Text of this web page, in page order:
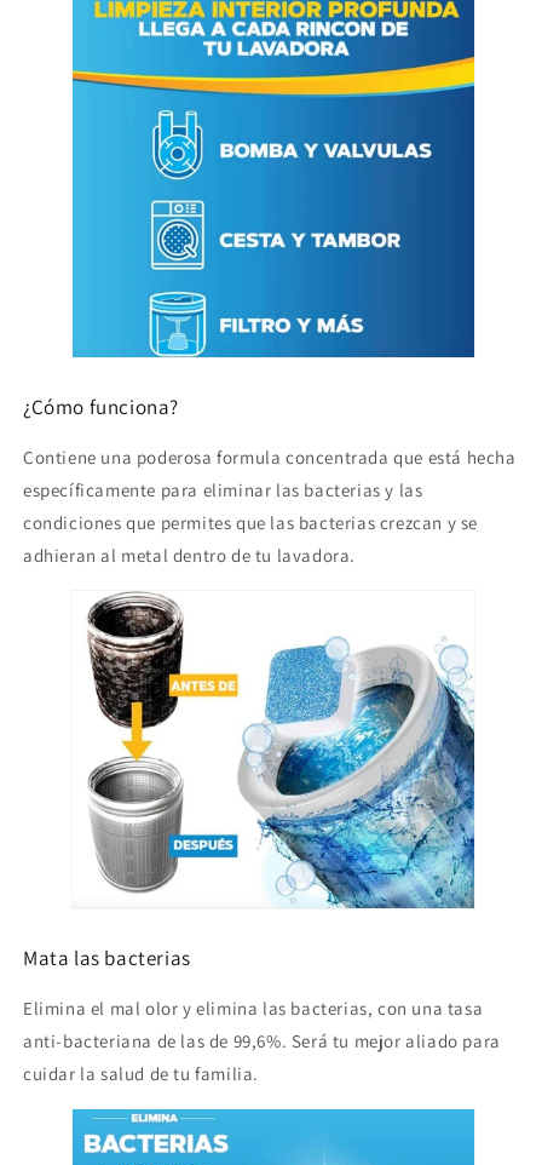
¿Cómo funciona?
Contiene una poderosa formula concentrada que está hecha
específicamente para eliminar las bacterias y las
condiciones que permites que las bacterias crezcan y se
adhieran al metal dentro de tu lavadora.
Mata las bacterias
Elimina el mal olor y elimina las bacterias, con una tasa
anti-bacteriana de las de 99,6%. Será tu mejor aliado para
cuidar la salud de tu familia.